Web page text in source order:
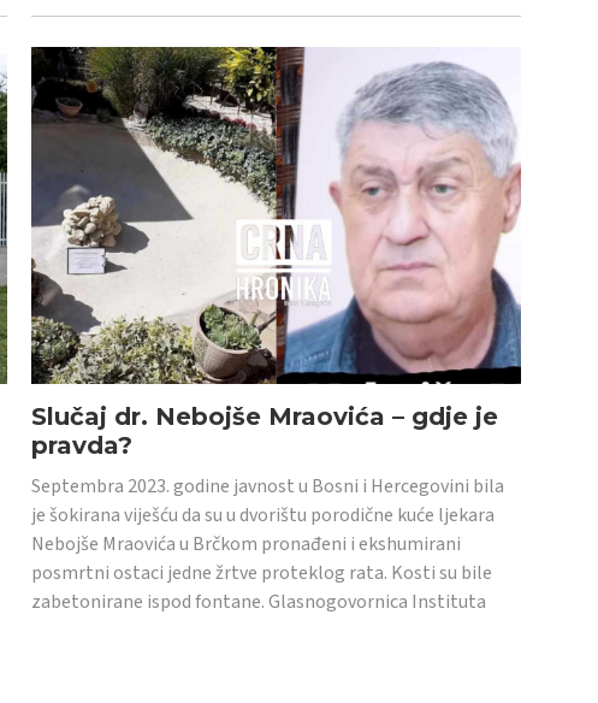
Slučaj dr. Nebojše Mraovića – gdje je
pravda?
Septembra 2023. godine javnost u Bosni i Hercegovini bila
je šokirana viješću da su u dvorištu porodične kuće ljekara
Nebojše Mraovića u Brčkom pronađeni i ekshumirani
posmrtni ostaci jedne žrtve proteklog rata. Kosti su bile
zabetonirane ispod fontane. Glasnogovornica Instituta